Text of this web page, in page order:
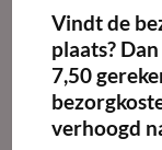
€30.00excl.
Kies
Vindt de
plaats?
7,50
verhoogd